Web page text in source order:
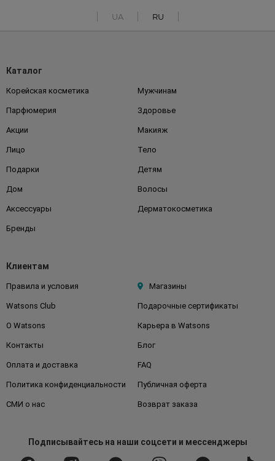
UA RU
Каталог
Корейская косметика Мужчинам
Парфюмерия Здоровье
Акции Макияж
Лицо Тело
Подарки Детям
Дом Волосы
Аксессуары Дерматокосметика
Бренды
Клиентам
Правила и условия Магазины
Watsons Club Подарочные сертификаты
О Watsons Карьера в Watsons
Контакты Блог
Оплата и доставка FAQ
Политика конфиденциальности Публичная оферта
СМИ о нас Возврат заказа
Подписывайтесьна наши соцсети и мессенджеры